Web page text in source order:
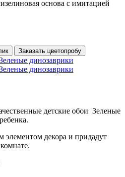
Заказать цветопробу
детские обои Зеленые
элементом декора и придадут